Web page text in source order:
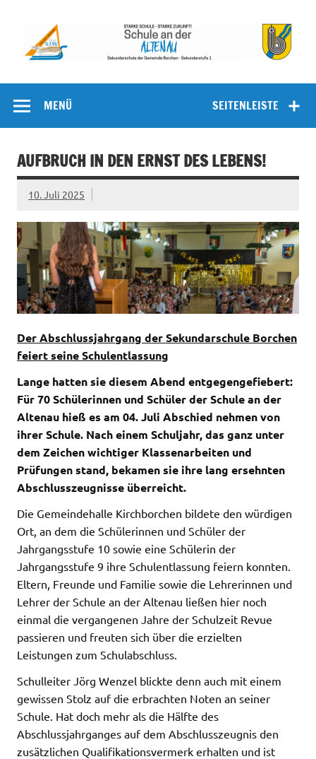
Schule an
der Altenau
SEITENLEISTE
MENÜ
AUFBRUCH IN DEN ERNST DES LEBENS!
10. Juli 2025
Der Abschlussjahrgang der Sekundarschule Borchen
feiert seine Schulentlassung
Lange hatten sie diesem Abend entgegengefiebert:
Für 70 Schülerinnen und Schüler der Schule an der
Altenau hieß es am 04. Juli Abschied nehmen von
ihrer Schule. Nach einem Schuljahr, das ganz unter
dem Zeichen wichtiger Klassenarbeiten und
Prüfungen stand, bekamen sie ihre lang ersehnten
Abschlusszeugnisse überreicht.
Die Gemeindehalle Kirchborchen bildete den würdigen
Ort, an dem die Schülerinnen und Schüler der
Jahrgangsstufe 10 sowie eine Schülerin der
Jahrgangsstufe 9 ihre Schulentlassung feiern konnten.
Eltern, Freunde und Familie sowie die Lehrerinnen und
Lehrer der Schule an der Altenau ließen hier noch
einmal die vergangenen Jahre der Schulzeit Revue
passieren und freuten sich über die erzielten
Leistungen zum Schulabschluss.
Schulleiter Jörg Wenzel blickte denn auch mit einem
gewissen Stolz auf die erbrachten Noten an seiner
Schule. Hat doch mehr als die Hälfte des
Abschlussjahrganges auf dem Abschlusszeugnis den
zusätzlichen Qualifikationsvermerk erhalten und ist